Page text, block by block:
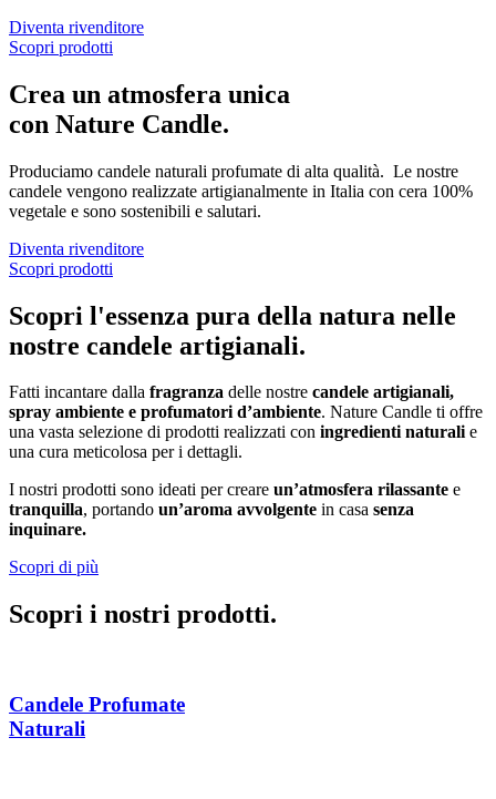
Diventa rivenditore
Scopri prodotti
Crea un atmosfera unica
con Nature Candle.
Produciamo candele naturali profumate di alta qualità. Le nostre
candele vengono realizzate artigianalmente in Italia con cera 100%
vegetale e sono sostenibili e salutari.
Diventa rivenditore
Scopri prodotti
Scopri l'essenza pura della natura nelle
nostre candele artigianali.
Fatti incantare dalla fragranza delle nostre candele artigianali,
spray ambiente e profumatori d’ambiente. Nature Candle ti offre
una vasta selezione di prodotti realizzati con ingredienti naturalie
una cura meticolosa per i dettagli.
I nostri prodotti sono ideati per creare un’atmosfera rilassante e
tranquilla, portando un’aroma avvolgente in casa senza
inquinare.
Scopri di più
Scopri i nostri prodotti.
Candele Profumate
Naturali